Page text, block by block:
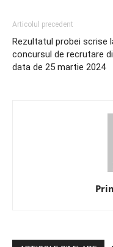
Articolul precedent
Rezultatul probei scrise
concursul de recrutare
data de 25 martie 2024